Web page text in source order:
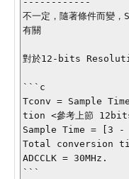
不一定，隨著條件而變
有關
對於12-bits
```c
Tconv = Sample
tion <參考上節
Sample Time = [3
Total conversion
ADCCLK = 30MHz.
```